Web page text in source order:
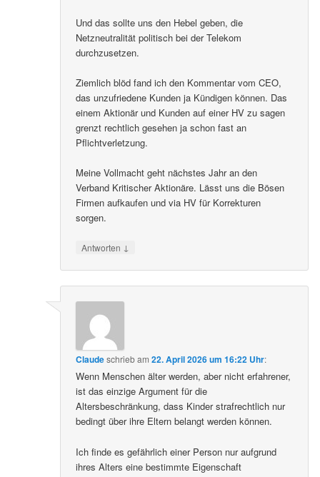
Und das sollte uns den Hebel geben, die
Netzneutralität politisch bei der Telekom
durchzusetzen.
Ziemlich blöd fand ich den Kommentar vom CEO,
das unzufriedene Kunden ja Kündigen können. Das
einem Aktionär und Kunden auf einer HV zu sagen
grenzt rechtlich gesehen ja schon fast an
Pflichtverletzung.
Meine Vollmacht geht nächstes Jahr an den
Verband Kritischer Aktionäre. Lässt uns die Bösen
Firmen aufkaufen und via HV für Korrekturen
sorgen.
Antworten ↓
Claudeschriebam22. April 2026 um 16:22 Uhr:
Wenn Menschen älter werden, aber nicht erfahrener,
ist das einzige Argument für die
Altersbeschränkung, dass Kinder strafrechtlich nur
bedingt über ihre Eltern belangt werden können.
Ich finde es gefährlich einer Person nur aufgrund
ihres Alters eine bestimmte Eigenschaft